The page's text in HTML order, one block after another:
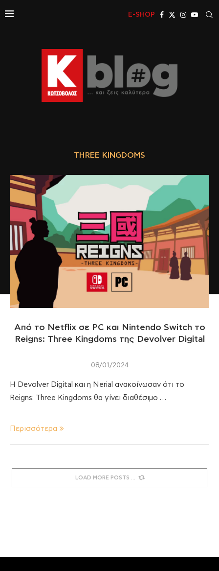
E-SHOP
THREE KINGDOMS
Από το Netflix σε PC και Nintendo Switch το
Reigns: Three Kingdoms της Devolver Digital
08/01/2024
H Devolver Digital και η Nerial ανακοίνωσαν ότι το
Reigns: Three Kingdoms θα γίνει διαθέσιμο …
Περισσότερα
LOAD MORE POSTS